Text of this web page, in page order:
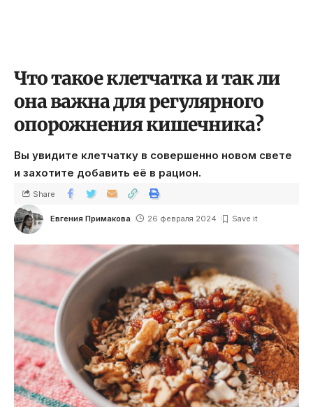
Что такое клетчатка и так ли
она важна для регулярного
опорожнения кишечника?
Вы увидите клетчатку в совершенно новом свете
и захотите добавить её в рацион.
Евгения Примакова 26 февраля 2024
Share